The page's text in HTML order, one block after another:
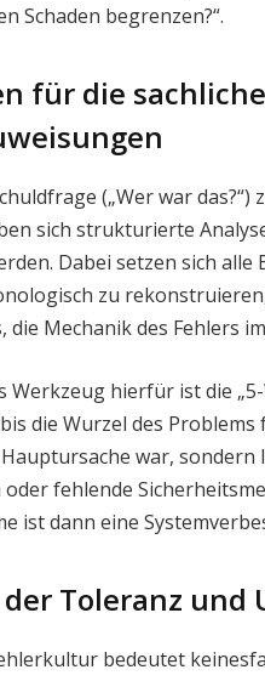
Schaden begrenzen?“.
für die
(„Wer war
sich strukturierte
Dabei setzen sich
zu
die Mechanik des Fehlers
Werkzeug hierfür ist die
die Wurzel des
war,
fehlende
ist dann eine
Toleranz
bedeutet